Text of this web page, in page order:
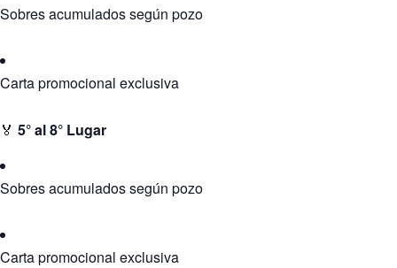
Sobres acumulados según pozo
Carta promocional exclusiva
🏅 5° al 8° Lugar
Sobres acumulados según pozo
Carta promocional exclusiva